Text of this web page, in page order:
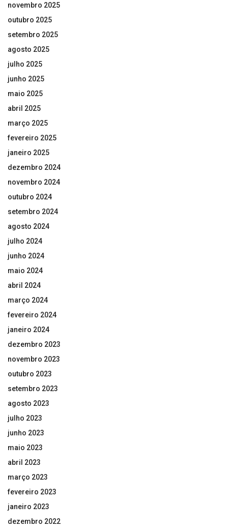
novembro 2025
outubro 2025
setembro 2025
agosto 2025
julho 2025
junho 2025
maio 2025
abril 2025
março 2025
fevereiro 2025
janeiro 2025
dezembro 2024
novembro 2024
outubro 2024
setembro 2024
agosto 2024
julho 2024
junho 2024
maio 2024
abril 2024
março 2024
fevereiro 2024
janeiro 2024
dezembro 2023
novembro 2023
outubro 2023
setembro 2023
agosto 2023
julho 2023
junho 2023
maio 2023
abril 2023
março 2023
fevereiro 2023
janeiro 2023
dezembro 2022